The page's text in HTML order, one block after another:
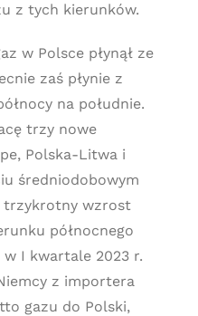
z tych kierunków.
w Polsce płynął ze
zaś płynie z
na południe.
trzy nowe
Polska-Litwa i
średniodobowym
trzykrotny wzrost
północnego
I kwartale 2023 r.
z importera
gazu do Polski,